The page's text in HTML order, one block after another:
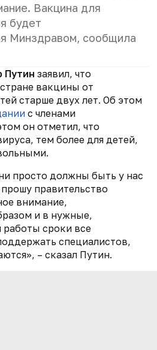
Вакцина для
будет
Минздравом, сообщила
Путин заявил, что
вакцины от
старше двух лет. Об этом
с членами
он отметил, что
тем более для детей,
просто должны быть у нас
правительство
внимание,
и в нужные,
работы сроки все
специалистов,
– сказал Путин.